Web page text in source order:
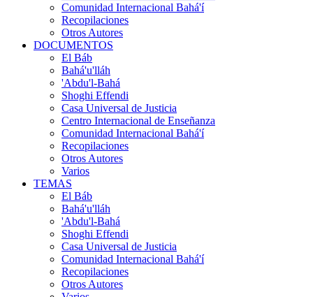
Comunidad Internacional Bahá'í
Recopilaciones
Otros Autores
DOCUMENTOS
El Báb
Bahá'u'lláh
'Abdu'l-Bahá
Shoghi Effendi
Casa Universal de Justicia
Centro Internacional de Enseñanza
Comunidad Internacional Bahá'í
Recopilaciones
Otros Autores
Varios
TEMAS
El Báb
Bahá'u'lláh
'Abdu'l-Bahá
Shoghi Effendi
Casa Universal de Justicia
Comunidad Internacional Bahá'í
Recopilaciones
Otros Autores